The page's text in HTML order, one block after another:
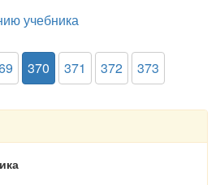
учебника
370 371 372 373